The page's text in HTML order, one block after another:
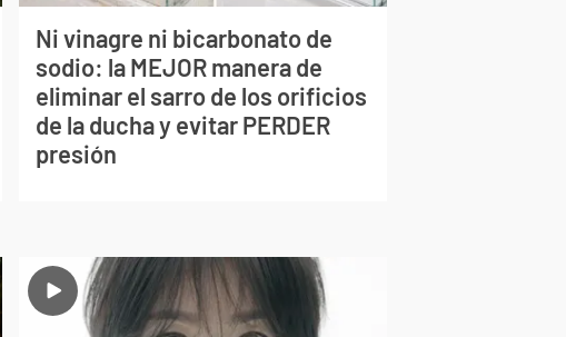
Ni vinagre ni bicarbonato de
sodio: la MEJOR manera de
eliminar el sarro de los orificios
de la ducha y evitar PERDER
presión